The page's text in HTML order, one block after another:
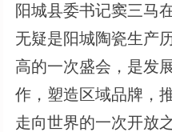
阳城县委书记窦三马
无疑是阳城陶瓷生产
高的一次盛会，是发
作，塑造区域品牌，
走向世界的一次开放